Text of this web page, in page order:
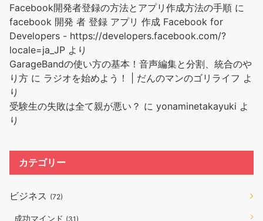
Facebook開発者登録の方法とアプリ作成方法の手順 に
facebook 開発 者 登録 アプリ 作成 Facebook for
Developers - https://developers.facebook.com/?
locale=ja_JP より
GarageBandの使い方の基本！音声編集と分割、統合のや
り方 に ラジオを始めよう！ | だんのマンのゴリライフ よ
り
受験生の失敗は全て親が悪い？ に yonaminetakayuki よ
り
カテゴリー
ビジネス (72)
成功マインド (31)